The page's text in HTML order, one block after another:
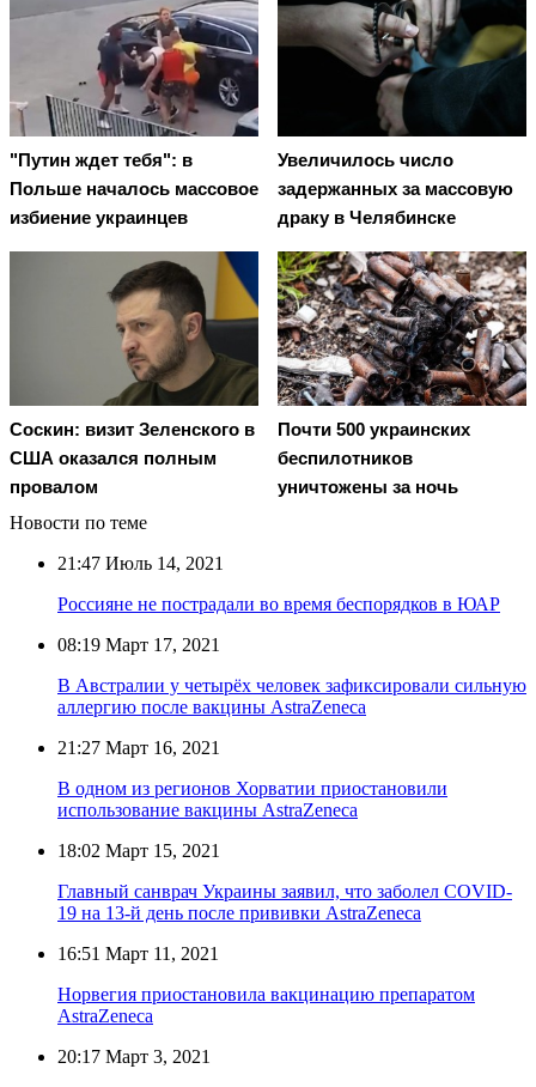
"Путин ждет тебя": в
Польше началось массовое
избиение украинцев
Увеличилось число
задержанных за массовую
драку в Челябинске
Соскин: визит Зеленского в
США оказался полным
провалом
Почти 500 украинских
беспилотников
уничтожены за ночь
Новости по теме
21:47 Июль 14, 2021
Россияне не пострадали во время беспорядков в ЮАР
08:19 Март 17, 2021
В Австралии у четырёх человек зафиксировали сильную
аллергию после вакцины AstraZeneca
21:27 Март 16, 2021
В одном из регионов Хорватии приостановили
использование вакцины AstraZeneca
18:02 Март 15, 2021
Главный санврач Украины заявил, что заболел COVID-
19 на 13-й день после прививки AstraZeneca
16:51 Март 11, 2021
Норвегия приостановила вакцинацию препаратом
AstraZeneca
20:17 Март 3, 2021